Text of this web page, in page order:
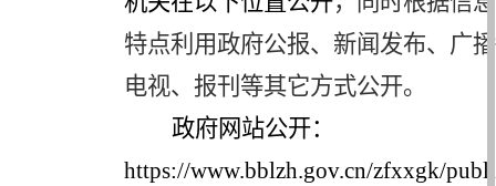
特点利用政府公报、新闻发布、广播
电视、报刊等其它方式公开。
政府网站公开：
https://www.bblzh.gov.cn/zfxxgk/